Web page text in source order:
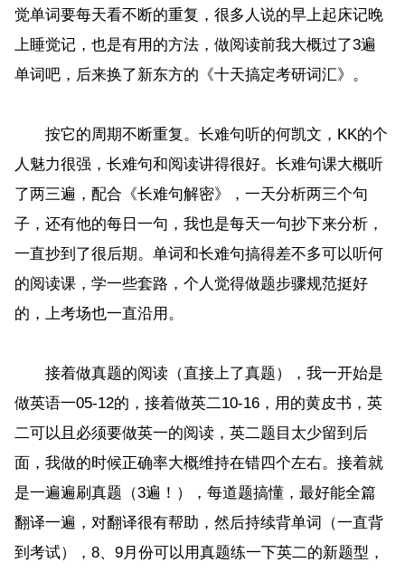
觉单词要每天看不断的重复，很多人说的早上起床记晚
上睡觉记，也是有用的方法，做阅读前我大概过了3遍
单词吧，后来换了新东方的《十天搞定考研词汇》。
按它的周期不断重复。长难句听的何凯文，KK的个
人魅力很强，长难句和阅读讲得很好。长难句课大概听
了两三遍，配合《长难句解密》，一天分析两三个句
子，还有他的每日一句，我也是每天一句抄下来分析，
一直抄到了很后期。单词和长难句搞得差不多可以听何
的阅读课，学一些套路，个人觉得做题步骤规范挺好
的，上考场也一直沿用。
接着做真题的阅读（直接上了真题），我一开始是
做英语一05-12的，接着做英二10-16，用的黄皮书，英
二可以且必须要做英一的阅读，英二题目太少留到后
面，我做的时候正确率大概维持在错四个左右。接着就
是一遍遍刷真题（3遍！），每道题搞懂，最好能全篇
翻译一遍，对翻译很有帮助，然后持续背单词（一直背
到考试），8、9月份可以用真题练一下英二的新题型，